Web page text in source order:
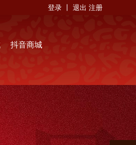
登录丨 退出 注册
抖音商城